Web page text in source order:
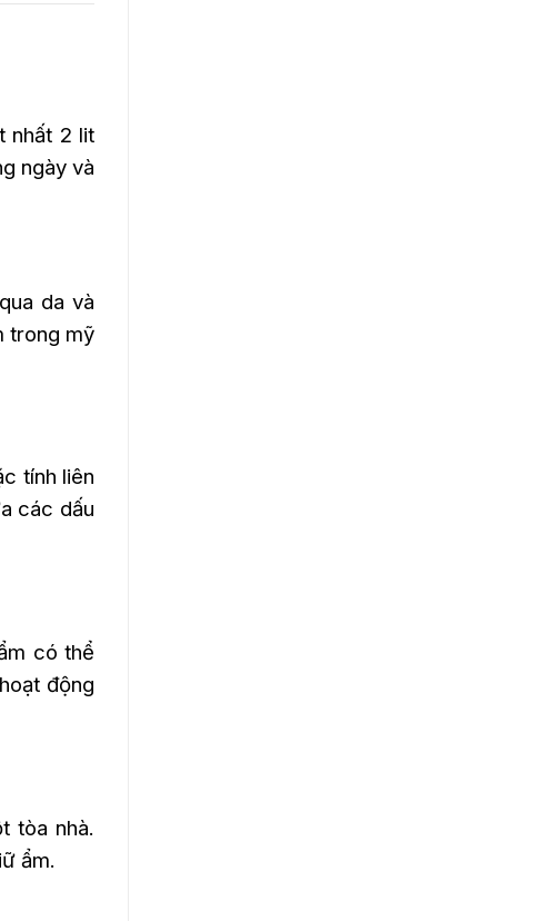
nhất 2 lit
ngày và
da và
trong mỹ
tính liên
các dấu
có thể
động
tòa nhà.
ẩm.